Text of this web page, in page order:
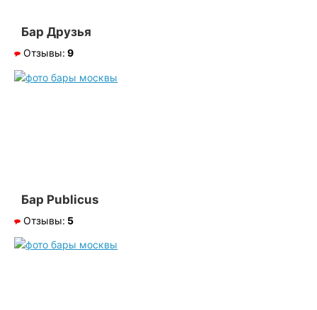
Бар Друзья
Отзывы: 9
Бар Publicus
Отзывы: 5